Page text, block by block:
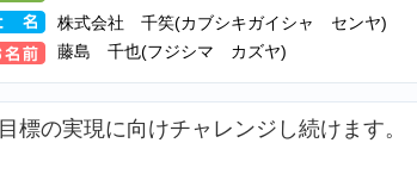
株式会社 千笶(カブシキガイシャ センヤ)
藤島 千也(フジシマ カズヤ)
目標の実現に向けチャレンジし続けます。